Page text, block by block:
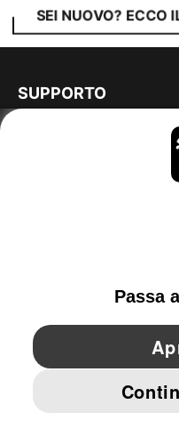
SEI NUOVO? ECCO
SUPPORTO
MAGGIORI
OTTIENI TUTTI GLI
YouTube